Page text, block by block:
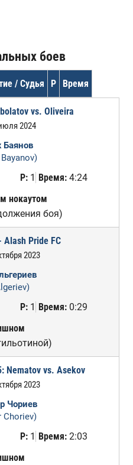
боев
/ Судья Р Время
vs. Oliveira
2024
Баянов
Р:1 Время:4:24
нокаутом
боя)
Alash Pride FC
2023
Р:1 Время:0:29
Nematov vs. Asekov
2023
Чориев
Choriev)
Р:1 Время:2:03